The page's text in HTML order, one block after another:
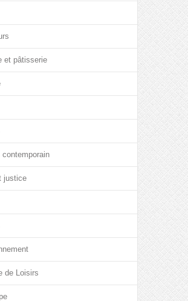
et pâtisserie
contemporain
justice
de Loisirs